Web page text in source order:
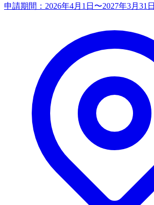
申請期間： 2026年4月1日〜2027年3月31日